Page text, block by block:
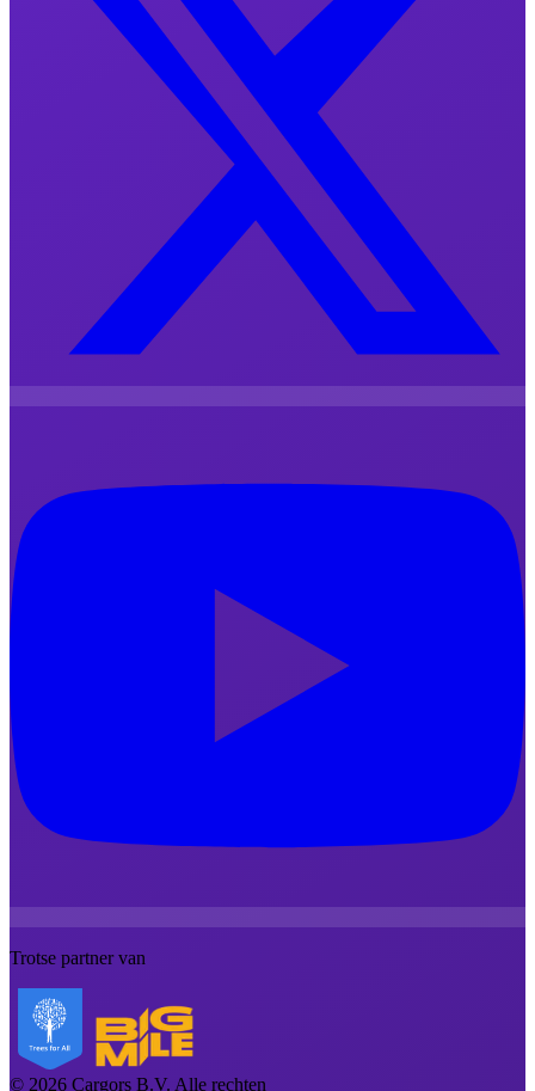
Trotse partner van
© 2026 Cargors B.V. Alle rechten